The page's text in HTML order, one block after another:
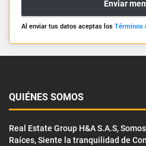
Enviar
Al enviar tus datos aceptas los Términos
QUIÉNES SOMOS
Real Estate Group H&A S.A.S,
Raíces, Siente la tranquilidad de